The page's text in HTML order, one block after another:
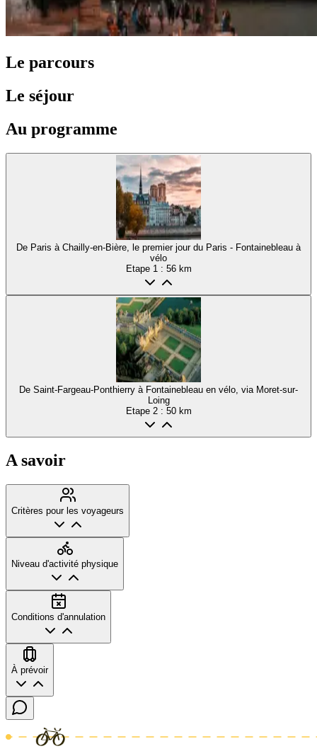
Le parcours
Le séjour
Au programme
De Paris à Chailly-en-Bière, le premier jour du Paris - Fontainebleau à
vélo
Etape 1 : 56 km
De Saint-Fargeau-Ponthierry à Fontainebleau en vélo, via Moret-sur-
Loing
Etape 2 : 50 km
A savoir
Critères pour les voyageurs
Niveau d'activité physique
Conditions d'annulation
À prévoir